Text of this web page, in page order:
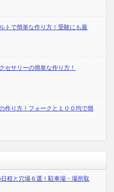
トで簡単な作り方！受験にも最
セサリーの簡単な作り方！
作り方！フォークと１００均で簡
程と穴場６選！駐車場・場所取